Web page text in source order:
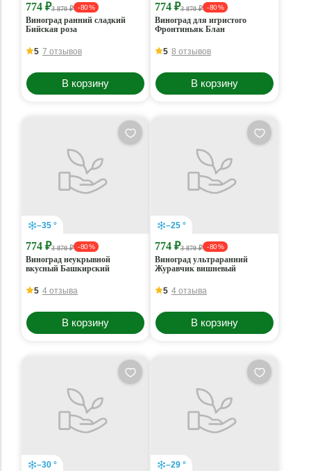
774 ₽3 870 ₽ - 80 %
Виноград ранний сладкий
Бийская роза
5 7 отзывов
В корзину
774 ₽3 870 ₽ - 80 %
Виноград для игристого
Фронтиньяк Блан
5 8 отзывов
В корзину
–35 °
774 ₽3 870 ₽ - 80 %
Виноград неукрывной
вкусный Башкирский
5 4 отзыва
В корзину
–25 °
774 ₽3 870 ₽ - 80 %
Виноград ультраранний
Журавчик вишневый
5 4 отзыва
В корзину
–30 ° –29 °